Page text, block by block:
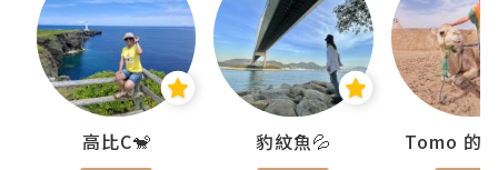
高比C🐒 豹紋魚💦